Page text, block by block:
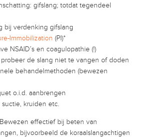
gifslang; totdat tegendeel
bij verdenking gifslang
Immobilization (PI)*
NSAID’s en coagulopathie (!)
probeer de slang niet te vangen of doden
behandelmethoden (bewezen
o.i.d. aanbrengen
kruiden etc.
effectief bij beten van
bijvoorbeeld de koraalslangachtigen